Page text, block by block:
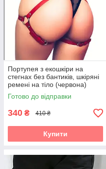
Портупея з екошкіри на
стегнах без бантиків, шкіряні
ремені на тіло (червона)
Готово до відправки
340 ₴ 410 ₴
Купити